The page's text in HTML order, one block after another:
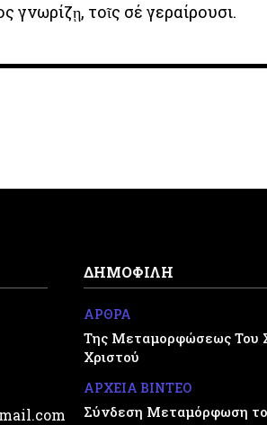
γνωρίζῃ, τοῖς σέ γεραίρουσι.
ΔΗΜΟΦΙΛΗ
ΑΡΘΡΑ
Της Μεταμορφώσεως Του
Χριστού
ΑΡΧΕΙΑ ΒΙΝΤΕΟ
Σύνδεση Μεταμόρφωση